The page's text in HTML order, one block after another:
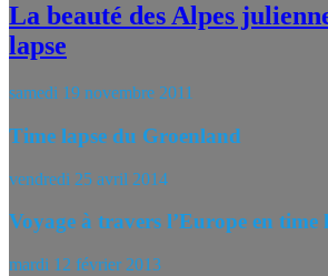
La beauté des Alpes
lapse
samedi 19 novembre 2011
Time lapse du Groenland
vendredi 25 avril 2014
Voyage à travers l’Europe en time
mardi 12 février 2013